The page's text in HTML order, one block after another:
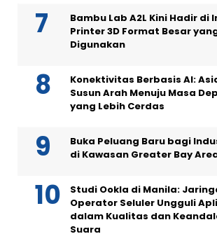
Bambu Lab A2L Kini Hadir di
Printer 3D Format Besar
Digunakan
Konektivitas Berbasis AI:
Susun Arah Menuju Masa
yang Lebih Cerdas
Buka Peluang Baru bagi
di Kawasan Greater Bay
Studi Ookla di Manila:
Operator Seluler Ungguli
dalam Kualitas dan
Suara